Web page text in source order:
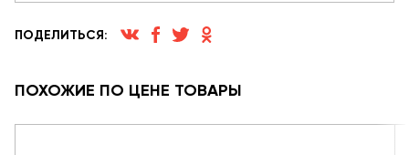
ПОДЕЛИТЬСЯ:
ПОХОЖИЕ ПО ЦЕНЕ ТОВАРЫ